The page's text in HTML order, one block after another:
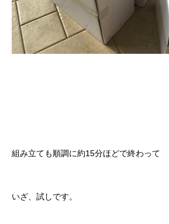
組み立ても順調に約15分ほどで終わって
いざ、試しです。